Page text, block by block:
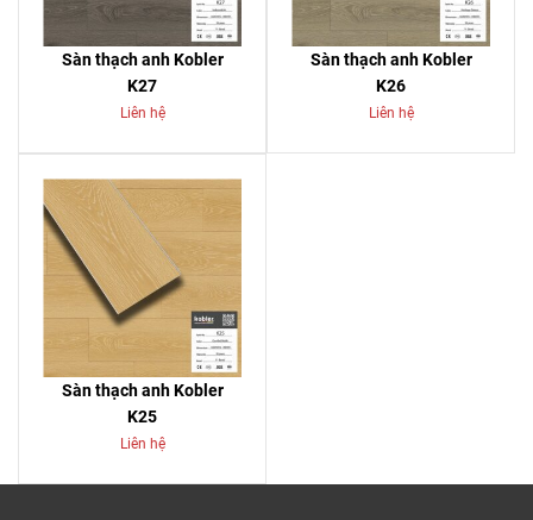
Sàn thạch anh Kobler
K27
Liên hệ
Sàn thạch anh Kobler
K26
Liên hệ
Sàn thạch anh Kobler
K25
Liên hệ